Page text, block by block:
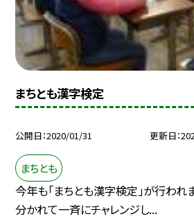
まちとも漢字検定
公開日 2020/01/31 更新日
まちとも
今年も「まちとも漢字検定」が行われ
分かれて一斉にチャレンジし...